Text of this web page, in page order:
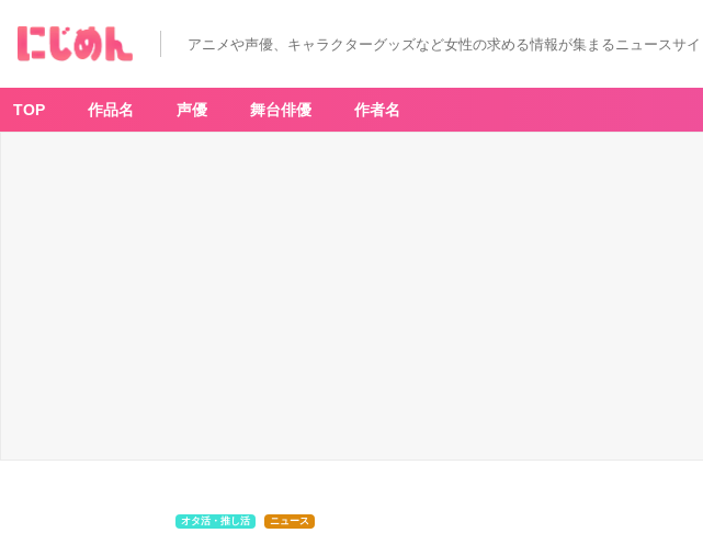
アニメや声優、キャラクターグッズなど女性の求める情報が集まるニュースサイ
TOP 作品名 声優 舞台俳優 作者名
オタ活・推し活 ニュース